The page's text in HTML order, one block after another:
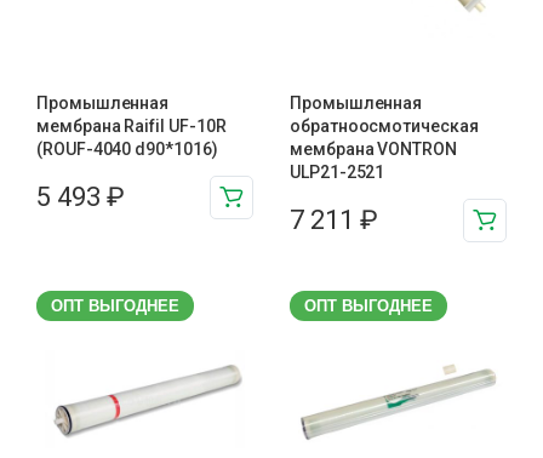
Промышленная
мембрана Raifil UF-10R
(ROUF-4040 d90*1016)
5 493 ₽
Промышленная
обратноосмотическая
мембрана VONTRON
ULP21-2521
7 211 ₽
ОПТ ВЫГОДНЕЕ ОПТ ВЫГОДНЕЕ